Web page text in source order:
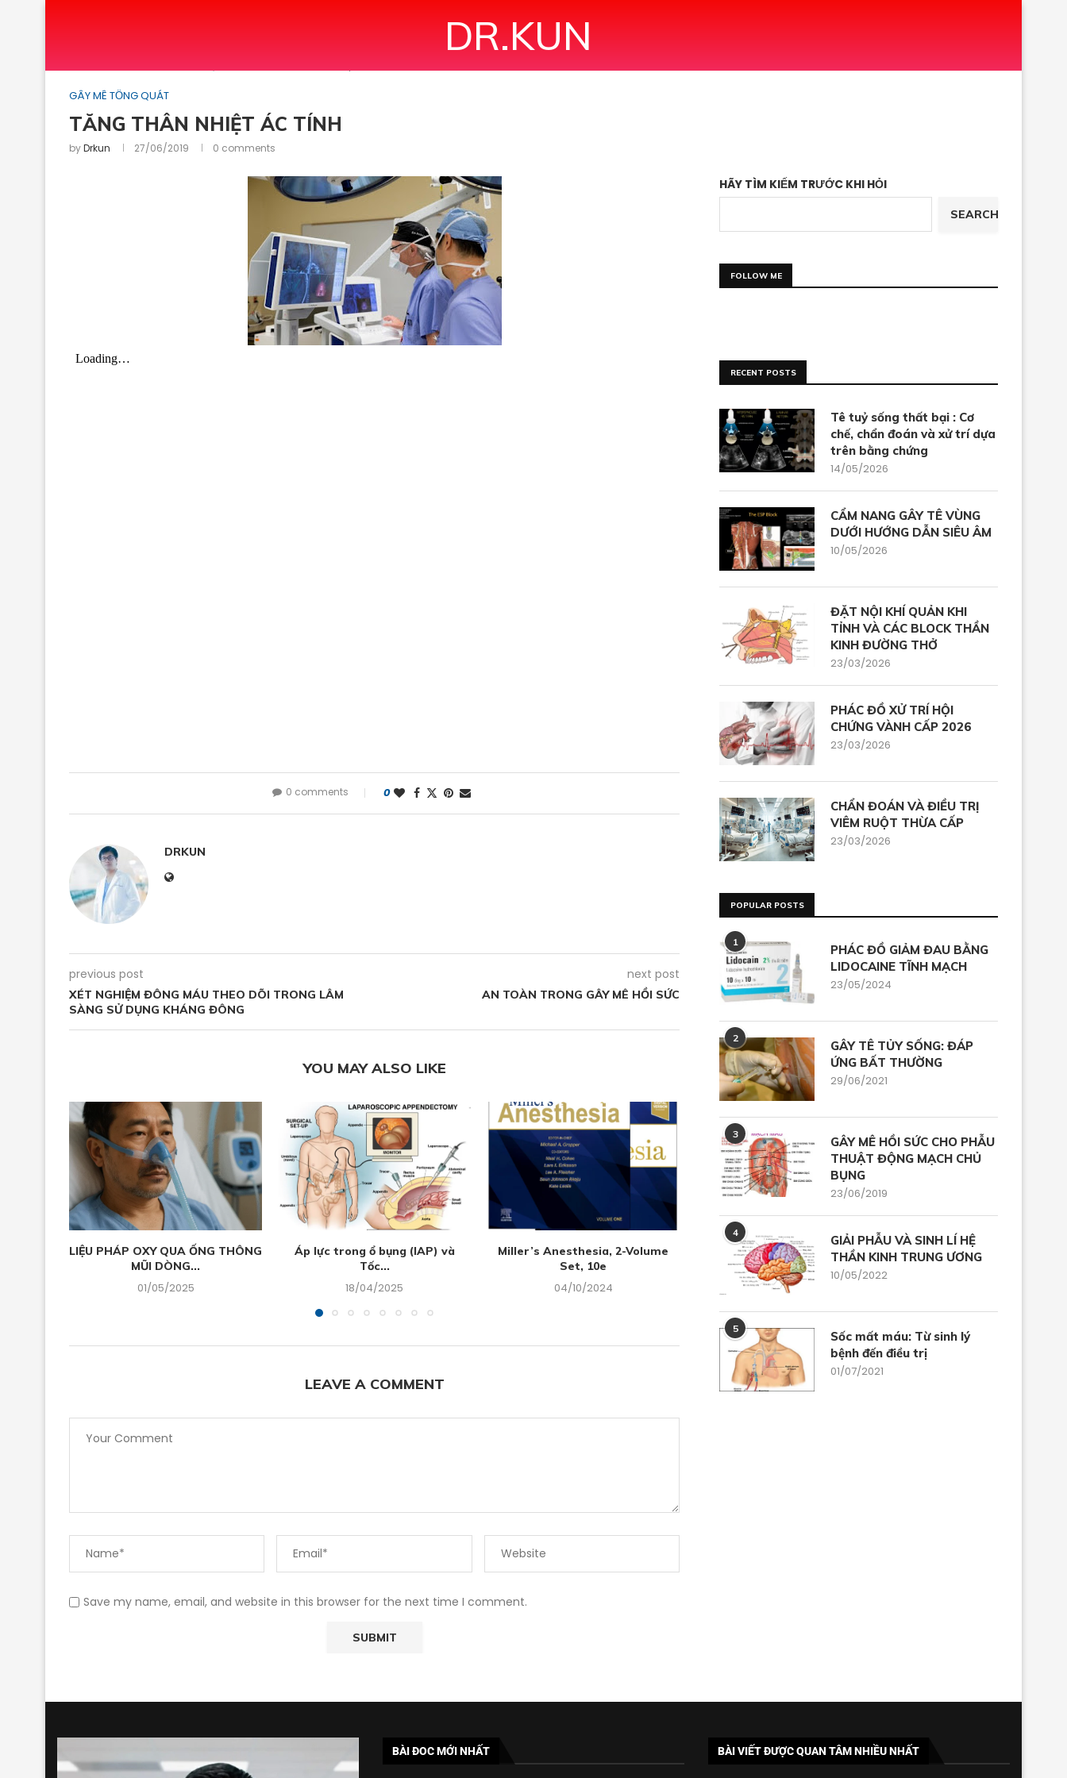
DR.KUN
GÂY MÊ TỔNG QUÁT
TĂNG THÂN NHIỆT ÁC TÍNH
byDrkun 27/06/2019 0 comments
0 comments 0
DRKUN
previous post
XÉT NGHIỆM ĐÔNG MÁU THEO DÕI TRONG LÂM
SÀNG SỬ DỤNG KHÁNG ĐÔNG
next post
AN TOÀN TRONG GÂY MÊ HỒI SỨC
YOU MAY ALSO LIKE
LIỆU PHÁP OXY QUA ỐNG THÔNG
MŨI DÒNG...
01/05/2025
Áp lực trong ổ bụng (IAP) và
Tốc...
18/04/2025
Miller’s Anesthesia, 2-Volume
Set, 10e
04/10/2024
GÂY MÊ CHO PHẪU THUẬT MẮT,
TAI MŨI...
12/06/2024
PHÒNG VÀ ĐIỀU TRỊ BUỒN
LEAVE A COMMENT
Save my name, email, and website in this browser for the next time I comment.
HÃY TÌM KIẾM TRƯỚC KHI HỎI
SEARCH
FOLLOW ME
RECENT POSTS
Tê tuỷ sống thất bại : Cơ
chế, chẩn đoán và xử trí dựa
trên bằng chứng
14/05/2026
CẨM NANG GÂY TÊ VÙNG
DƯỚI HƯỚNG DẪN SIÊU ÂM
10/05/2026
ĐẶT NỘI KHÍ QUẢN KHI
TỈNH VÀ CÁC BLOCK THẦN
KINH ĐƯỜNG THỞ
23/03/2026
PHÁC ĐỒ XỬ TRÍ HỘI
CHỨNG VÀNH CẤP 2026
23/03/2026
CHẨN ĐOÁN VÀ ĐIỀU TRỊ
VIÊM RUỘT THỪA CẤP
23/03/2026
POPULAR POSTS
1
PHÁC ĐỒ GIẢM ĐAU BẰNG
LIDOCAINE TĨNH MẠCH
23/05/2024
2
GÂY TÊ TỦY SỐNG: ĐÁP
ỨNG BẤT THƯỜNG
29/06/2021
3
GÂY MÊ HỒI SỨC CHO PHẪU
THUẬT ĐỘNG MẠCH CHỦ
BỤNG
23/06/2019
4
GIẢI PHẪU VÀ SINH LÍ HỆ
THẦN KINH TRUNG ƯƠNG
10/05/2022
5
Sốc mất máu: Từ sinh lý
bệnh đến điều trị
01/07/2021
BÀI ĐOC MỚI NHẤT BÀI VIẾT ĐƯỢC QUAN TÂM NHIỀU NHẤT